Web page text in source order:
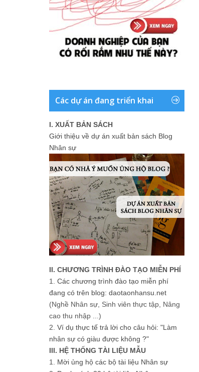
Các dự án đang triển khai
I. XUẤT BẢN SÁCH
Giới thiệu về dự án xuất bản sách Blog
Nhân sự
II. CHƯƠNG TRÌNH ĐÀO TẠO MIỄN PHÍ
1. Các chương trình đào tạo miễn phí
đang có trên blog: daotaonhansu.net
(Nghề Nhân sự, Sinh viên thực tập, Nâng
cao thu nhập ...)
2. Ví dụ thực tế trả lời cho câu hỏi: "Làm
nhân sự có giàu được không ?"
III. HỆ THỐNG TÀI LIỆU MẪU
1. Mời ủng hộ các bộ tài liệu Nhân sự